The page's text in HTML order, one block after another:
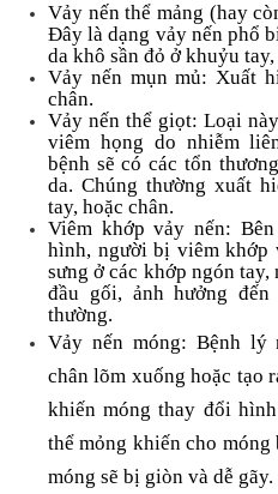
Vảy nến thể mảng (hay
Đây là dạng vảy nến phổ
da khô sần đỏ ở khuỷu
Vảy nến mụn mủ: Xuất
chân.
Vảy nến thể giọt: Loại
viêm họng do nhiễm
bệnh sẽ có các tổn
da. Chúng thường xuất
tay, hoặc chân.
Viêm khớp vảy nến:
hình, người bị viêm khớp
sưng ở các khớp ngón
đầu gối, ảnh hưởng
thường.
Vảy nến móng: Bệnh lý
chân lõm xuống hoặc tạo
khiến móng thay đổi
thể mỏng khiến cho
móng sẽ bị giòn và dễ gãy.